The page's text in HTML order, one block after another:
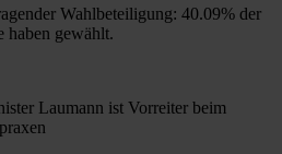
Wahlbeteiligung: 40.09% der
haben gewählt.
Laumann ist Vorreiter beim